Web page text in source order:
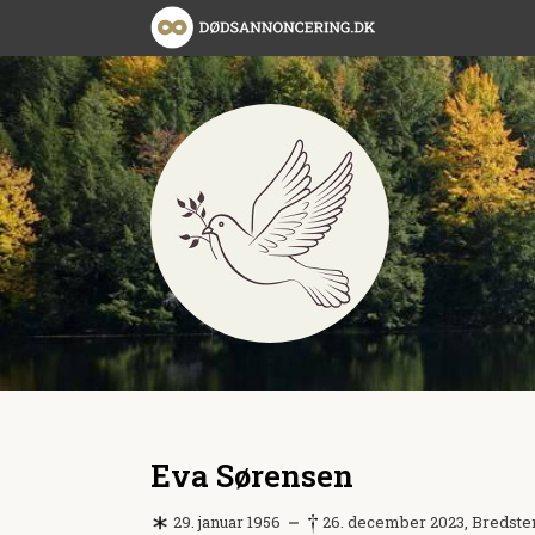
Eva Sørensen
29. januar 1956 26. december 2023,